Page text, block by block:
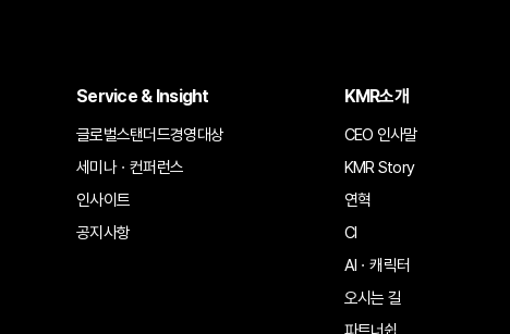
Service & Insight
글로벌스탠더드경영대상
세미나ㆍ컨퍼런스
인사이트
공지사항
KMR소개
CEO 인사말
KMR Story
연혁
CI
AIㆍ캐릭터
오시는 길